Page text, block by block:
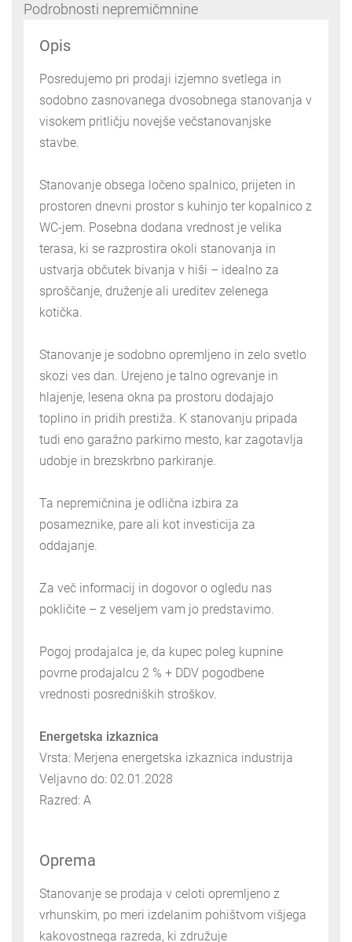
Podrobnosti nepremičmnine
Opis
Posredujemo pri prodaji izjemno svetlega in
sodobno zasnovanega dvosobnega stanovanja v
visokem pritličju novejše večstanovanjske
stavbe.
Stanovanje obsega ločeno spalnico, prijeten in
prostoren dnevni prostor s kuhinjo ter kopalnico z
WC-jem. Posebna dodana vrednost je velika
terasa, ki se razprostira okoli stanovanja in
ustvarja občutek bivanja v hiši – idealno za
sproščanje, druženje ali ureditev zelenega
kotička.
Stanovanje je sodobno opremljeno in zelo svetlo
skozi ves dan. Urejeno je talno ogrevanje in
hlajenje, lesena okna pa prostoru dodajajo
toplino in pridih prestiža. K stanovanju pripada
tudi eno garažno parkirno mesto, kar zagotavlja
udobje in brezskrbno parkiranje.
Ta nepremičnina je odlična izbira za
posameznike, pare ali kot investicija za
oddajanje.
Za več informacij in dogovor o ogledu nas
pokličite – z veseljem vam jo predstavimo.
Pogoj prodajalca je, da kupec poleg kupnine
povrne prodajalcu 2 % + DDV pogodbene
vrednosti posredniških stroškov.
Energetska izkaznica
Vrsta: Merjena energetska izkaznica industrija
Veljavno do: 02.01.2028
Razred: A
Oprema
Stanovanje se prodaja v celoti opremljeno z
vrhunskim, po meri izdelanim pohištvom višjega
kakovostnega razreda, ki združuje